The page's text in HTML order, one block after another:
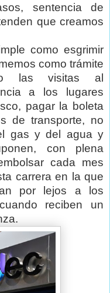
sentencia de
que creamos
como esgrimir
como trámite
las visitas al
a los lugares
pagar la boleta
de transporte, no
gas y del agua y
con plena
cada mes
carrera en la que
por lejos a los
reciben un